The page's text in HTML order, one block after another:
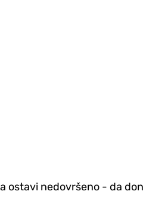
ostavi nedovršeno - da